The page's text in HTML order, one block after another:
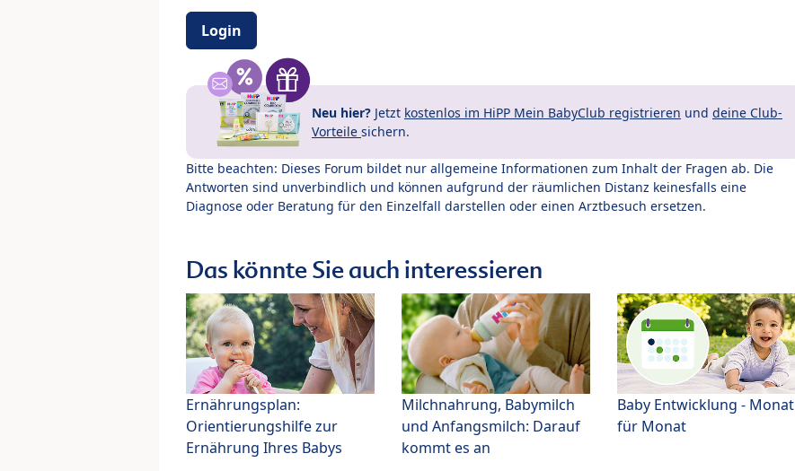
Login
Neu hier? Jetzt kostenlos im HiPP Mein BabyClub registrieren und deine Club-
Vorteile sichern.
Bitte beachten: Dieses Forum bildet nur allgemeine Informationen zum Inhalt der Fragen ab. Die
Antworten sind unverbindlich und können aufgrund der räumlichen Distanz keinesfalls eine
Diagnose oder Beratung für den Einzelfall darstellen oder einen Arztbesuch ersetzen.
Das könnte Sie auch interessieren
Ernährungsplan:
Orientierungshilfe zur
Ernährung Ihres Babys
Milchnahrung, Babymilch
und Anfangsmilch: Darauf
kommt es an
Baby Entwicklung - Monat
für Monat